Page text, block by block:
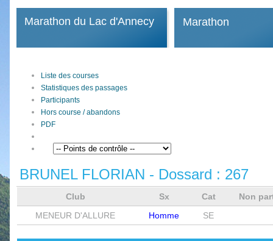
Marathon du Lac d'Annecy Marathon
Liste des courses
Statistiques des passages
Participants
Hors course / abandons
PDF
BRUNEL FLORIAN - Dossard : 267
Club Sx Cat
Non
MENEUR D'ALLURE
Homme SE